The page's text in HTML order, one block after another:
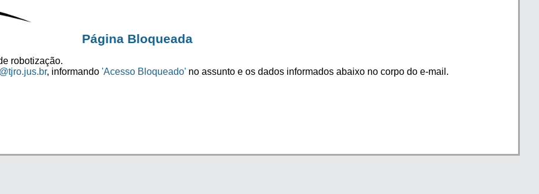
Página Bloqueada
robotização.
, informando 'Acesso Bloqueado' no assunto e os dados informados abaixo no corpo do e-mail.